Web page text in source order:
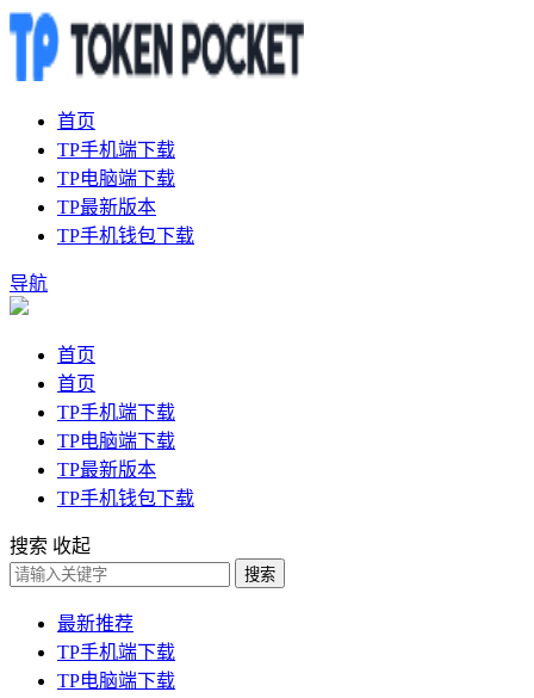
首页
TP手机端下载
TP电脑端下载
TP最新版本
TP手机钱包下载
导航
首页
首页
TP手机端下载
TP电脑端下载
TP最新版本
TP手机钱包下载
搜索 收起
搜索
最新推荐
TP手机端下载
TP电脑端下载